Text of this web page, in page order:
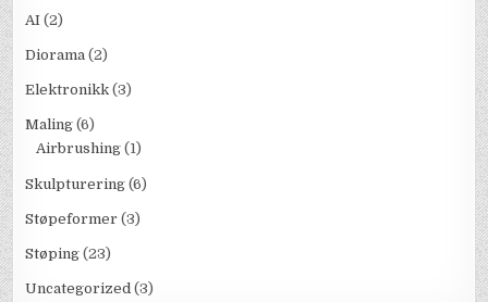
AI (2)
Diorama (2)
Elektronikk (3)
Maling (6)
Airbrushing (1)
Skulpturering (6)
Støpeformer (3)
Støping (23)
Uncategorized (3)